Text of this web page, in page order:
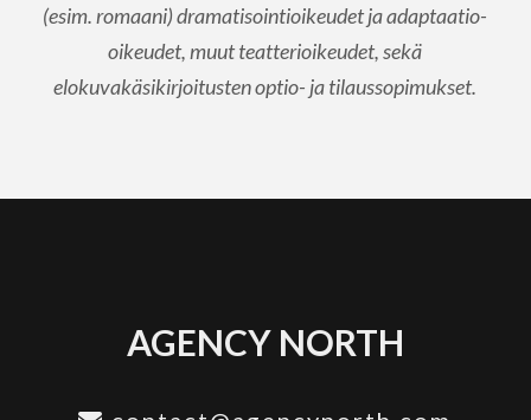
(esim. romaani) dramatisointioikeudet ja adaptaatio-
oikeudet, muut teatterioikeudet, sekä
elokuvakäsikirjoitusten optio- ja tilaussopimukset.
AGENCY NORTH